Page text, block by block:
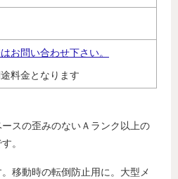
お問い合わせ下さい。
料金となります
スの歪みのないＡランク以上の
。
移動時の転倒防止用に。大型メ